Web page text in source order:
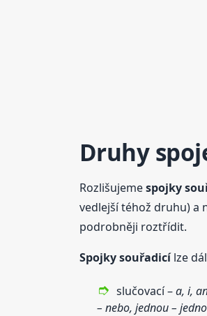
Druhy
Rozlišujemespojky
vedlejší téhož druhu) a
podrobněji roztřídit.
Spojkysouřadicílze
slučovací –a, i,
– nebo, jednou –